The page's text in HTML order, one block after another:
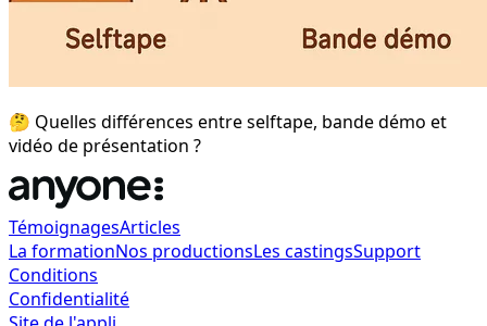
🤔 Quelles différences entre selftape, bande démo et
vidéo de présentation ?
TémoignagesArticles
La formationNos productionsLes castingsSupport
Conditions
Confidentialité